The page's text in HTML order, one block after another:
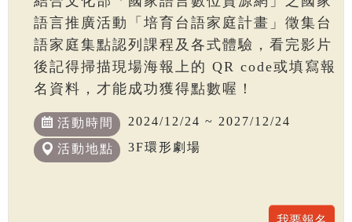
語言推廣活動「培育台語家庭計畫」徵集台
語家庭集點認列課程及各式體驗，看完影片
後記得掃描現場海報上的 QR code或填寫報
名資料，才能成功獲得點數喔！
活動時間 2024/12/24 ~ 2027/12/24
活動地點 3F環形劇場